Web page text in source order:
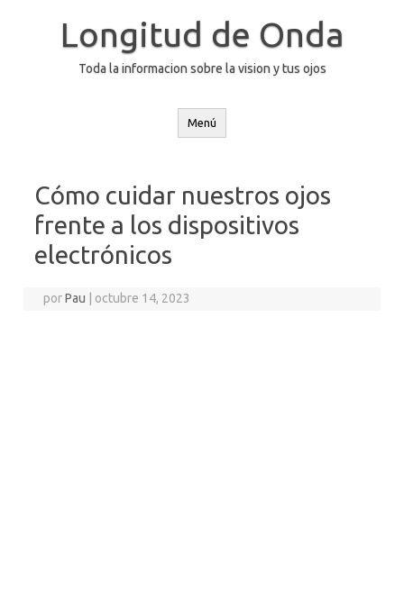
Longitud de Onda
Toda la informacion sobre la vision y tus ojos
Menú
Cómo cuidar nuestros ojos
frente a los dispositivos
electrónicos
porPau octubre 14, 2023